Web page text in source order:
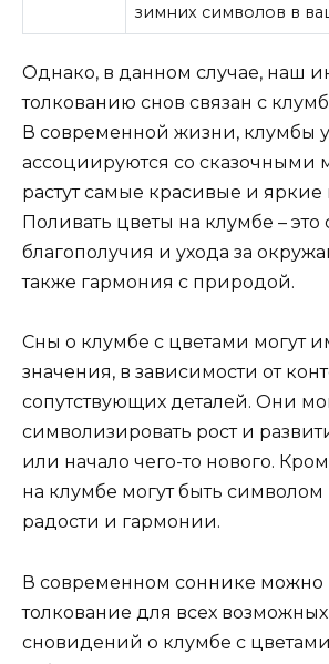
зимних символов в
Однако, в данном случае, наш
толкованию снов связан с
В современной жизни, клумбы
ассоциируются со сказочными
растут самые красивые и яркие
Поливать цветы на клумбе – это
благополучия и ухода за
также гармония с природой.
Сны о клумбе с цветами могут
значения, в зависимости от
сопутствующих деталей. Они
символизировать рост и
или начало чего-то нового.
на клумбе могут быть символом
радости и гармонии.
В современном соннике можно
толкование для всех
сновидений о клумбе с